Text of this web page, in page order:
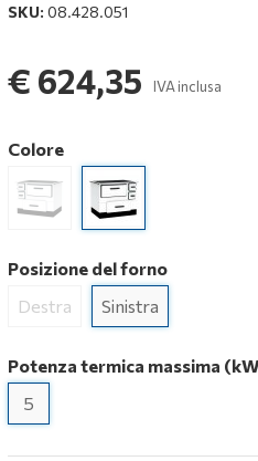
SKU: 08.428.051
€ 624,35 IVA inclusa
Colore
Posizione del forno
Destra
Sinistra
Potenza termica massima
5